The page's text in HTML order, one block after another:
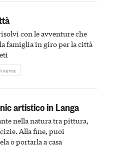
con le avventure che
famiglia in giro per la città
artistico in Langa
nella natura tra pittura,
Alla fine, puoi
o portarla a casa